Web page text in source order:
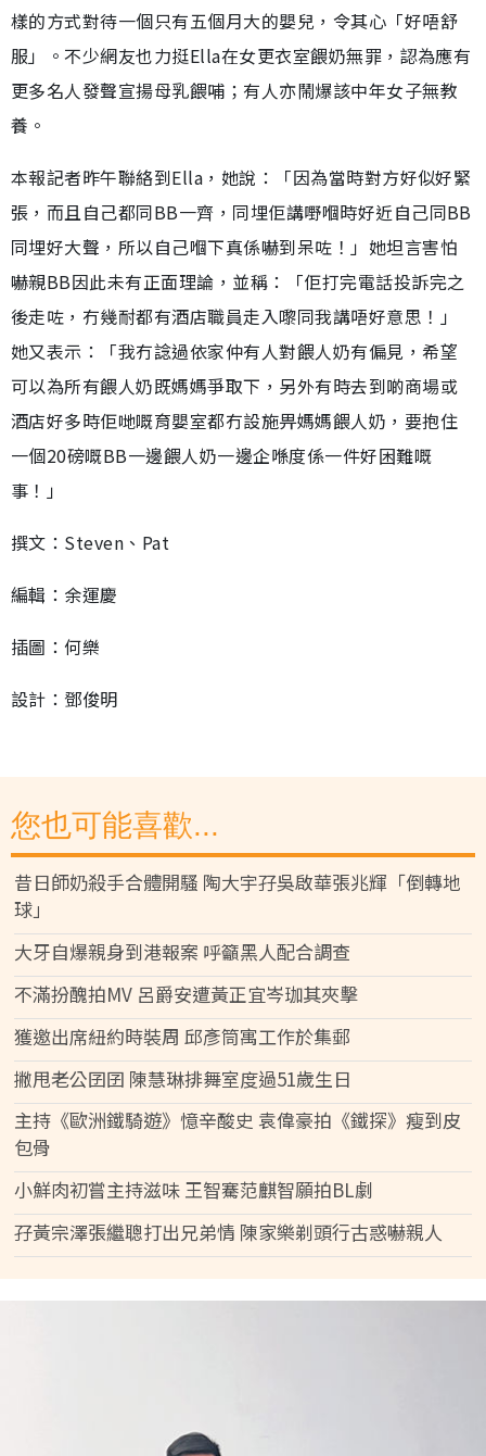
樣的方式對待一個只有五個月大的嬰兒，令其心「好唔舒
服」。不少網友也力挺Ella在女更衣室餵奶無罪，認為應有
更多名人發聲宣揚母乳餵哺；有人亦鬧爆該中年女子無教
養。
本報記者昨午聯絡到Ella，她說：「因為當時對方好似好緊
張，而且自己都同BB一齊，同埋佢講嘢嗰時好近自己同BB
同埋好大聲，所以自己嗰下真係嚇到呆咗！」她坦言害怕
嚇親BB因此未有正面理論，並稱：「佢打完電話投訴完之
後走咗，冇幾耐都有酒店職員走入嚟同我講唔好意思！」
她又表示：「我冇諗過依家仲有人對餵人奶有偏見，希望
可以為所有餵人奶既媽媽爭取下，另外有時去到啲商場或
酒店好多時佢哋嘅育嬰室都冇設施畀媽媽餵人奶，要抱住
一個20磅嘅BB一邊餵人奶一邊企喺度係一件好困難嘅
事！」
撰文：Steven、Pat
編輯：余運慶
插圖：何樂
設計：鄧俊明
您也可能喜歡...
昔日師奶殺手合體開騷 陶大宇孖吳啟華張兆輝「倒轉地
球」
大牙自爆親身到港報案 呼籲黑人配合調查
不滿扮醜拍MV 呂爵安遭黃正宜岑珈其夾擊
獲邀出席紐約時裝周 邱彥筒寓工作於集郵
撇甩老公囝囝 陳慧琳排舞室度過51歲生日
主持《歐洲鐵騎遊》憶辛酸史 袁偉豪拍《鐵探》瘦到皮
包骨
小鮮肉初嘗主持滋味 王智騫范麒智願拍BL劇
孖黃宗澤張繼聰打出兄弟情 陳家樂剃頭行古惑嚇親人